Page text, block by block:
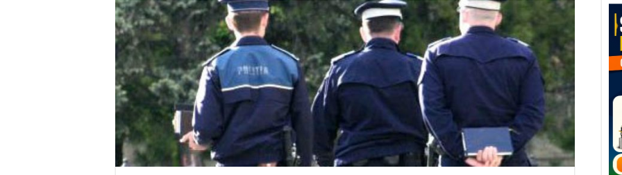
Anunț important – Închidere temporară Podul de Piatră din Herculane
Ștrandul Termal Ring din Oravița – locul unde natura a ascuns un izvor de sănătate VIDEO
Miresme de lavandă, mentă și flori de vară și râsete de copii la Carașova VIDEO
ANUNȚ OPRIRE APĂ în Reșița – avarie – 04.08.2026 – str. Văliugului și Plastomet
ANUNŢ OPRIRE APĂ în CARANSEBEȘ – 04.08.2026 – avarie – Calea Severinului
ANUNŢ OPRIRE APĂ în CARANSEBEȘ avarie
ANUNȚ OPRIRE APĂ în Reșița, cartier Țerova – avarie – 04.08.2026